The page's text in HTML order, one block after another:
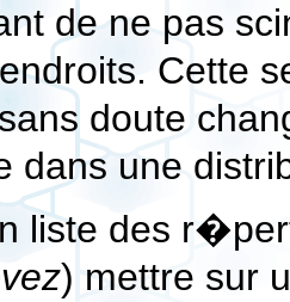
de ne pas
Cette
doute
dans une
liste des
) mettre sur